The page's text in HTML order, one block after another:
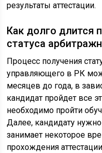
результаты аттестации.
Как долго длится
статуса
Процесс получения
управляющего в РК
месяцев до года, в
кандидат пройдет все
необходимо пройти
Далее, кандидату
занимает некоторое
прохождения